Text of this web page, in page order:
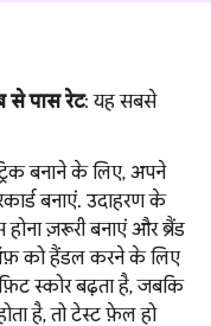
से पास रेट: यह सबसे
बनाने के लिए, अपने
बनाएं. उदाहरण के
होना ज़रूरी बनाएं और ब्रैंड
को हैंडल करने के लिए
स्कोर बढ़ता है, जबकि
है, तो टेस्ट फ़ेल हो